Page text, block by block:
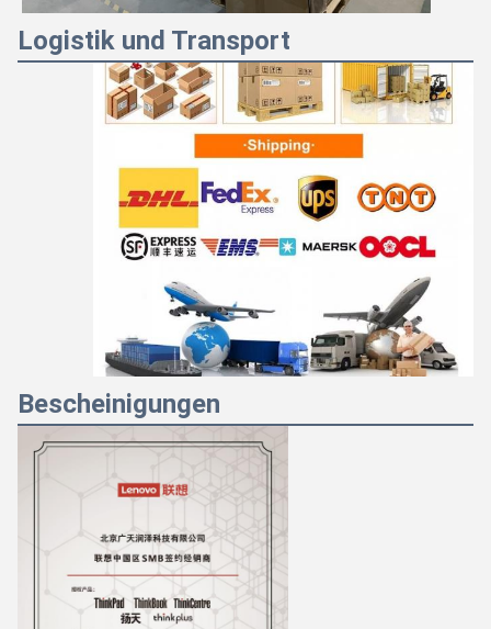
Logistik und Transport
Bescheinigungen